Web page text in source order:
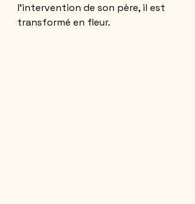
l'intervention de son père, il est
transformé en fleur.